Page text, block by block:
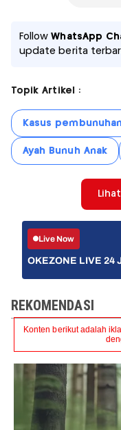
FollowWhatsApp
update berita
Topik Artikel :
Kasus pembunuhan
Ayah Bunuh Anak
Live Now
OKEZONE LIVE 24